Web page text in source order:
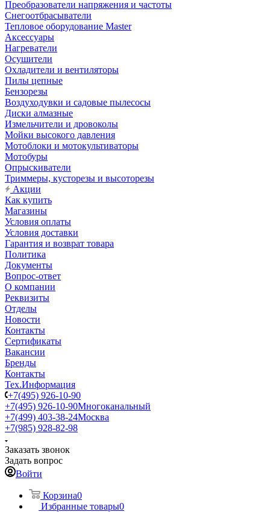
Преобразователи напряжения и частоты
Снегоотбрасыватели
Тепловое оборудование Master
Аксессуары
Нагреватели
Осушители
Охладители и вентиляторы
Пилы цепные
Бензорезы
Воздуходувки и садовые пылесосы
Диски алмазные
Измельчители и дровоколы
Мойки высокого давления
Мотоблоки и мотокультиваторы
Мотобуры
Опрыскиватели
Триммеры, кусторезы и высоторезы
Акции
Как купить
Магазины
Условия оплаты
Условия доставки
Гарантия и возврат товара
Политика
Документы
Вопрос-ответ
О компании
Реквизиты
Отделы
Новости
Контакты
Сертификаты
Вакансии
Бренды
Контакты
Тех.Информация
+7(495) 926-10-90
+7(495) 926-10-90Многоканальный
+7(499) 403-38-24Москва
+7(985) 928-82-98
Заказать звонок
Задать вопрос
Войти
Корзина0
Избранные товары0